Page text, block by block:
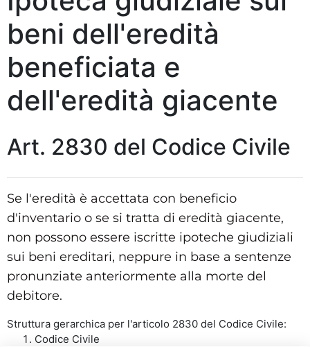
beni dell'eredità
beneficiata e
dell'eredità giacente
Art. 2830 del Codice Civile
Se l'eredità è accettata con beneficio
d'inventario o se si tratta di eredità giacente,
non possono essere iscritte ipoteche giudiziali
sui beni ereditari, neppure in base a sentenze
pronunziate anteriormente alla morte del
debitore.
Struttura gerarchica per l'articolo 2830 del Codice Civile:
Codice Civile